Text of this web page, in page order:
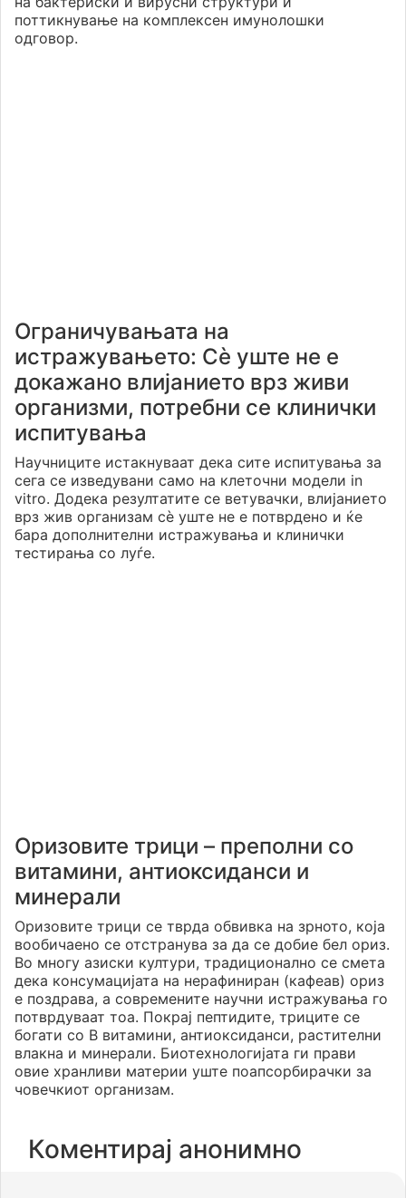
поттикнување на комплексен имунолошки
одговор.
Ограничувањата на
истражувањето: Сè уште не е
докажано влијанието врз живи
организми, потребни се клинички
испитувања
Научниците истакнуваат дека сите испитувања за
сега се изведувани само на клеточни модели in
vitro. Додека резултатите се ветувачки, влијанието
врз жив организам сè уште не е потврдено и ќе
бара дополнителни истражувања и клинички
тестирања со луѓе.
Оризовите трици – преполни со
витамини, антиоксиданси и
минерали
Оризовите трици се тврда обвивка на зрното, која
вообичаено се отстранува за да се добие бел ориз.
Во многу азиски култури, традиционално се смета
дека консумацијата на нерафиниран (кафеав) ориз
е поздрава, а современите научни истражувања го
потврдуваат тоа. Покрај пептидите, триците се
богати со B витамини, антиоксиданси, растителни
влакна и минерали. Биотехнологијата ги прави
овие хранливи материи уште поапсорбирачки за
човечкиот организам.
Коментирај анонимно